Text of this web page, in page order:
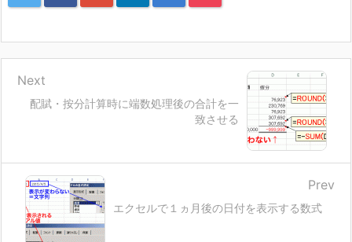
配賦・按分計算時に端数処理後の合計を一
致させる
Next
エクセルで１ヵ月後の日付を表示する数式
Prev